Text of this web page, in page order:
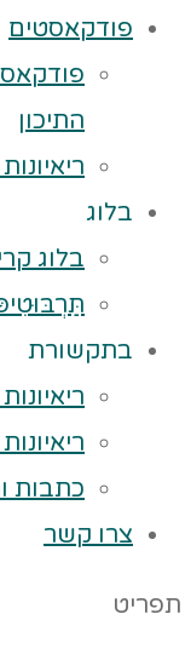
פודקאסטים
התיכון
בלוג
בלוג
בתקשורת
כתבות
צרו קשר
תפריט